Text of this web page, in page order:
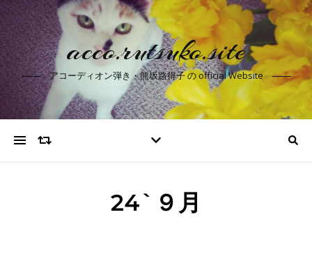
acco.rutsuko.site
アコーディオン弾き・熊坂路得子 の official Website
24`９月